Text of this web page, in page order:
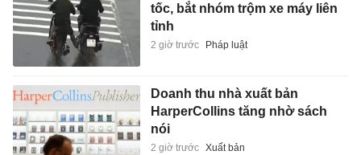
tốc, bắt nhóm trộm xe máy liên
tỉnh
2 giờ trước Pháp luật
Doanh thu nhà xuất bản
HarperCollins tăng nhờ sách
nói
2 giờ trước Xuất bản